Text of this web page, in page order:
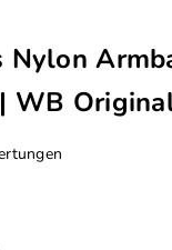
Nylon
WB